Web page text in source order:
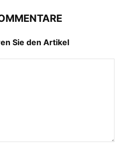
Sie den Artikel